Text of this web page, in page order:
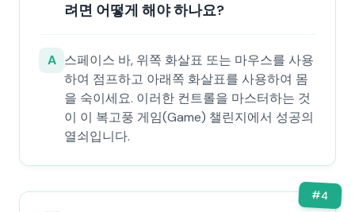
려면 어떻게 해야 하나요?
A 스페이스 바, 위쪽 화살표 또는 마우스를 사용
하여 점프하고 아래쪽 화살표를 사용하여 몸
을 숙이세요. 이러한 컨트롤을 마스터하는 것
이 이 복고풍 게임(Game) 챌린지에서 성공의
열쇠입니다.
#4